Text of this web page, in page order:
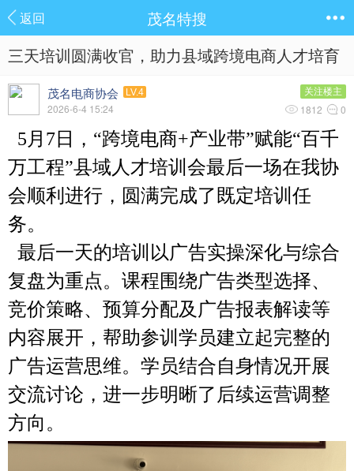
返回 茂名特搜
三天培训圆满收官，助力县域跨境电商人才培育
茂名电商协会 LV.4
2026-6-4 15:24
关注楼主
1812 0
5月7日，“跨境电商+产业带”赋能“百千
万工程”县域人才培训会最后一场在我协
会顺利进行，圆满完成了既定培训任
务。
最后一天的培训以广告实操深化与综合
复盘为重点。课程围绕广告类型选择、
竞价策略、预算分配及广告报表解读等
内容展开，帮助参训学员建立起完整的
广告运营思维。学员结合自身情况开展
交流讨论，进一步明晰了后续运营调整
方向。